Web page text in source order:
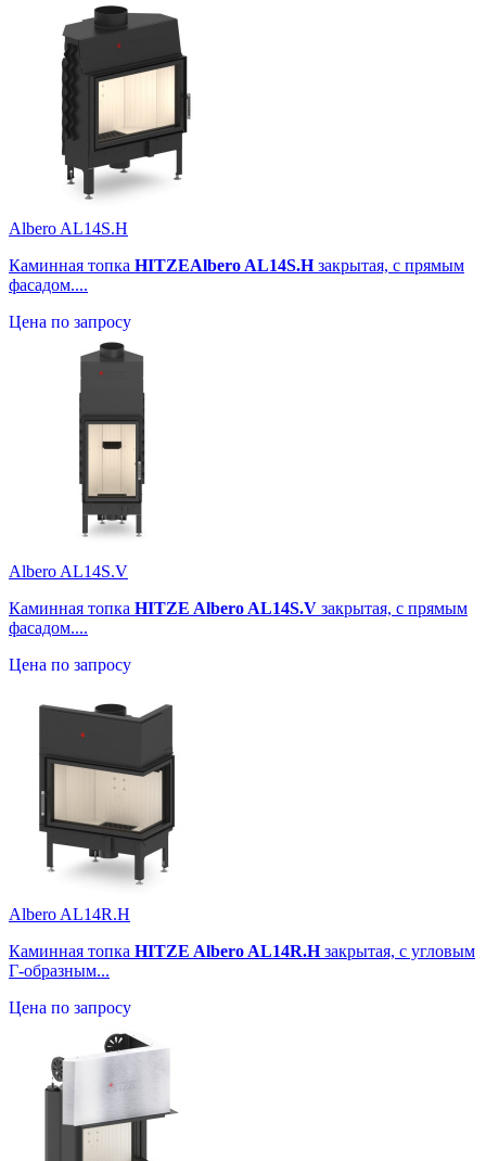
Albero AL14S.H
Каминная топка HITZEAlbero AL14S.Hзакрытая, с прямым
фасадом....
Цена по запросу
Albero AL14S.V
Каминная топка HITZE Albero AL14S.V закрытая, с прямым
фасадом....
Цена по запросу
Albero AL14R.H
Каминная топка HITZE Albero AL14R.Hзакрытая, с угловым
Г-образным...
Цена по запросу